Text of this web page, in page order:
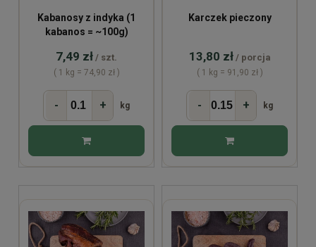
Kabanosy z indyka (1
kabanos = ~100g)
7,49 zł / szt.
( 1 kg = 74,90 zł )
- + kg
Karczek pieczony
13,80 zł / porcja
( 1 kg = 91,90 zł )
- + kg